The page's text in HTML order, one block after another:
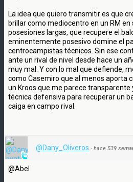
La idea que quiero transmitir es que
brillar como mediocentro en un RM
posesiones largas, que recupere el
eminentemente posesivo domine el
centrocampistas técnicos. Sin ese
ante un rival de nivel desde hace un
muy mal. Y con lo mal que defiende,
como Casemiro que al menos aporta
un Kroos que me parece transparente
técnica defensiva para recuperar un
caiga en campo rival.
@Dany_Oliveros · hace 539
@Abel